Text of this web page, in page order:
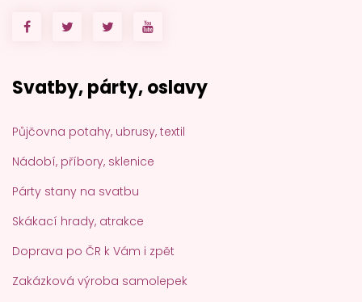
Svatby, párty, oslavy
Půjčovna potahy, ubrusy, textil
Nádobí, příbory, sklenice
Párty stany na svatbu
Skákací hrady, atrakce
Doprava po ČR k Vám i zpět
Zakázková výroba samolepek